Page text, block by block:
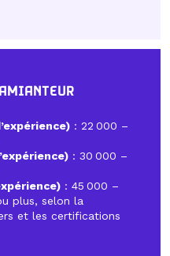
: 22 000 –
: 30 000 –
: 45 000 –
plus, selon la
et les certifications